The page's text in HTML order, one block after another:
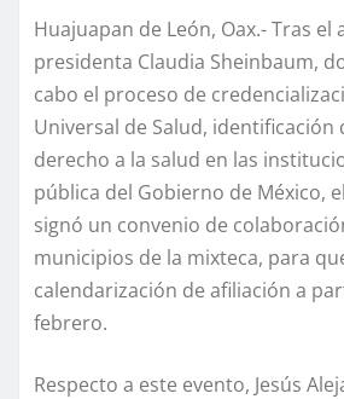
Huajuapan de León, Oax.- Tras el
presidenta Claudia Sheinbaum,
cabo el proceso de
Universal de Salud, identificación
derecho a la salud en las
pública del Gobierno de México, el
signó un convenio de
municipios de la mixteca, para
calendarización de afiliación a
febrero.
Respecto a este evento, Jesús